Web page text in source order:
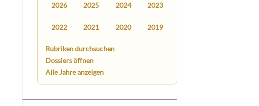
2026 2025 2024 2023
2022 2021 2020 2019
Rubriken durchsuchen
Dossiers öffnen
Alle Jahre anzeigen